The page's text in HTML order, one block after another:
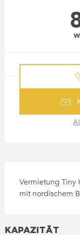
Vermietung Tiny
mit nordischem
KAPAZITÄT